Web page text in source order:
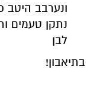
נתקן טעמים
לבן
בתיאבון!